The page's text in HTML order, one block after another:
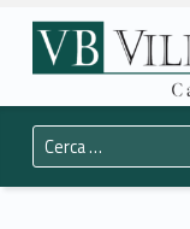
Visita ortopedica del ginocchio - Casa di Cura Villa Bianca Trento
La vostra salute è la nostra priorità.
Header info sidebar
Ricerca per: